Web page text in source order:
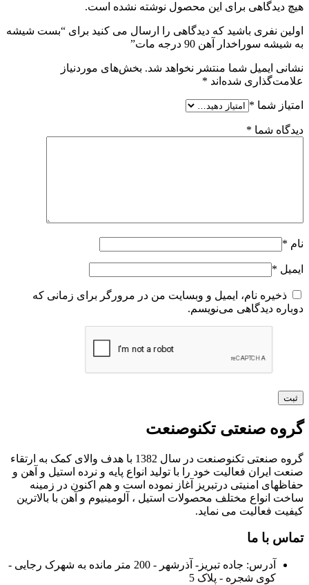
هیچ دیدگاهی برای این محصول نوشته نشده است.
اولین نفری باشید که دیدگاهی را ارسال می کنید برای “بست شیشه
به شیشه سوراخدار آهن 90 درجه مات”
نشانی ایمیل شما منتشر نخواهد شد. بخش‌های موردنیاز
علامت‌گذاری شده‌اند *
امتیاز شما *
دیدگاه شما *
نام *
ایمیل *
ذخیره نام، ایمیل و وبسایت من در مرورگر برای زمانی که
دوباره دیدگاهی می‌نویسم.
گروه صنعتی تکنوصنعت
گروه صنعتی تکنوصنعت در سال 1382 با هدف والای کمک به ارتقاء
صنعت ایران فعالیت خود را با تولید انواع پایه و نرده استیل و آهن و
حفاظهای امنیتی درتبریز آغاز نموده است و هم اکنون در زمینه
ساخت انواع مختلف محصولات استیل ، آلومینیوم و آهن با بالاترین
کیفیت فعالیت می نماید.
تماس با ما
آدرس:
جاده تبریز- آذرشهر - 200 متر مانده به شهرک رجایی -
کوی شجره - پلاک 5